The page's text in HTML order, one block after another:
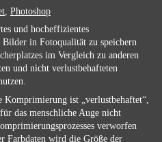
, Photoshop
und hocheffizientes
in Fotoqualität zu speichern
im Vergleich zu anderen
und nicht verlustbehafteten
Komprimierung ist „verlustbehaftet“,
das menschliche Auge nicht
verworfen
Farbdaten wird die Größe der